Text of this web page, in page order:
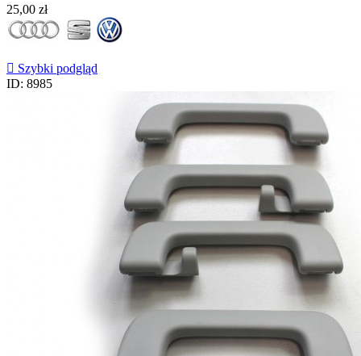
Cena
25,00 zł
 Szybki podgląd
ID: 8985